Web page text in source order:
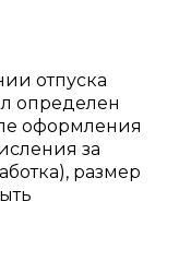
отпуска
определен
оформления
за
размер